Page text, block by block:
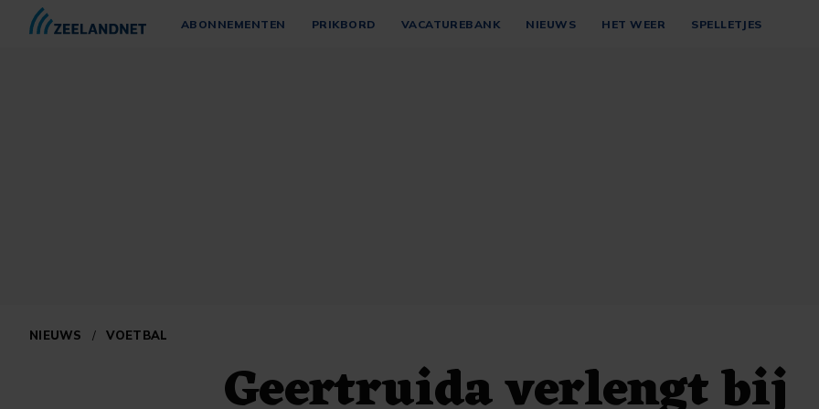
ABONNEMENTEN PRIKBORD VACATUREBANK NIEUWS HET WEER SPELLETJES
NIEUWS / VOETBAL